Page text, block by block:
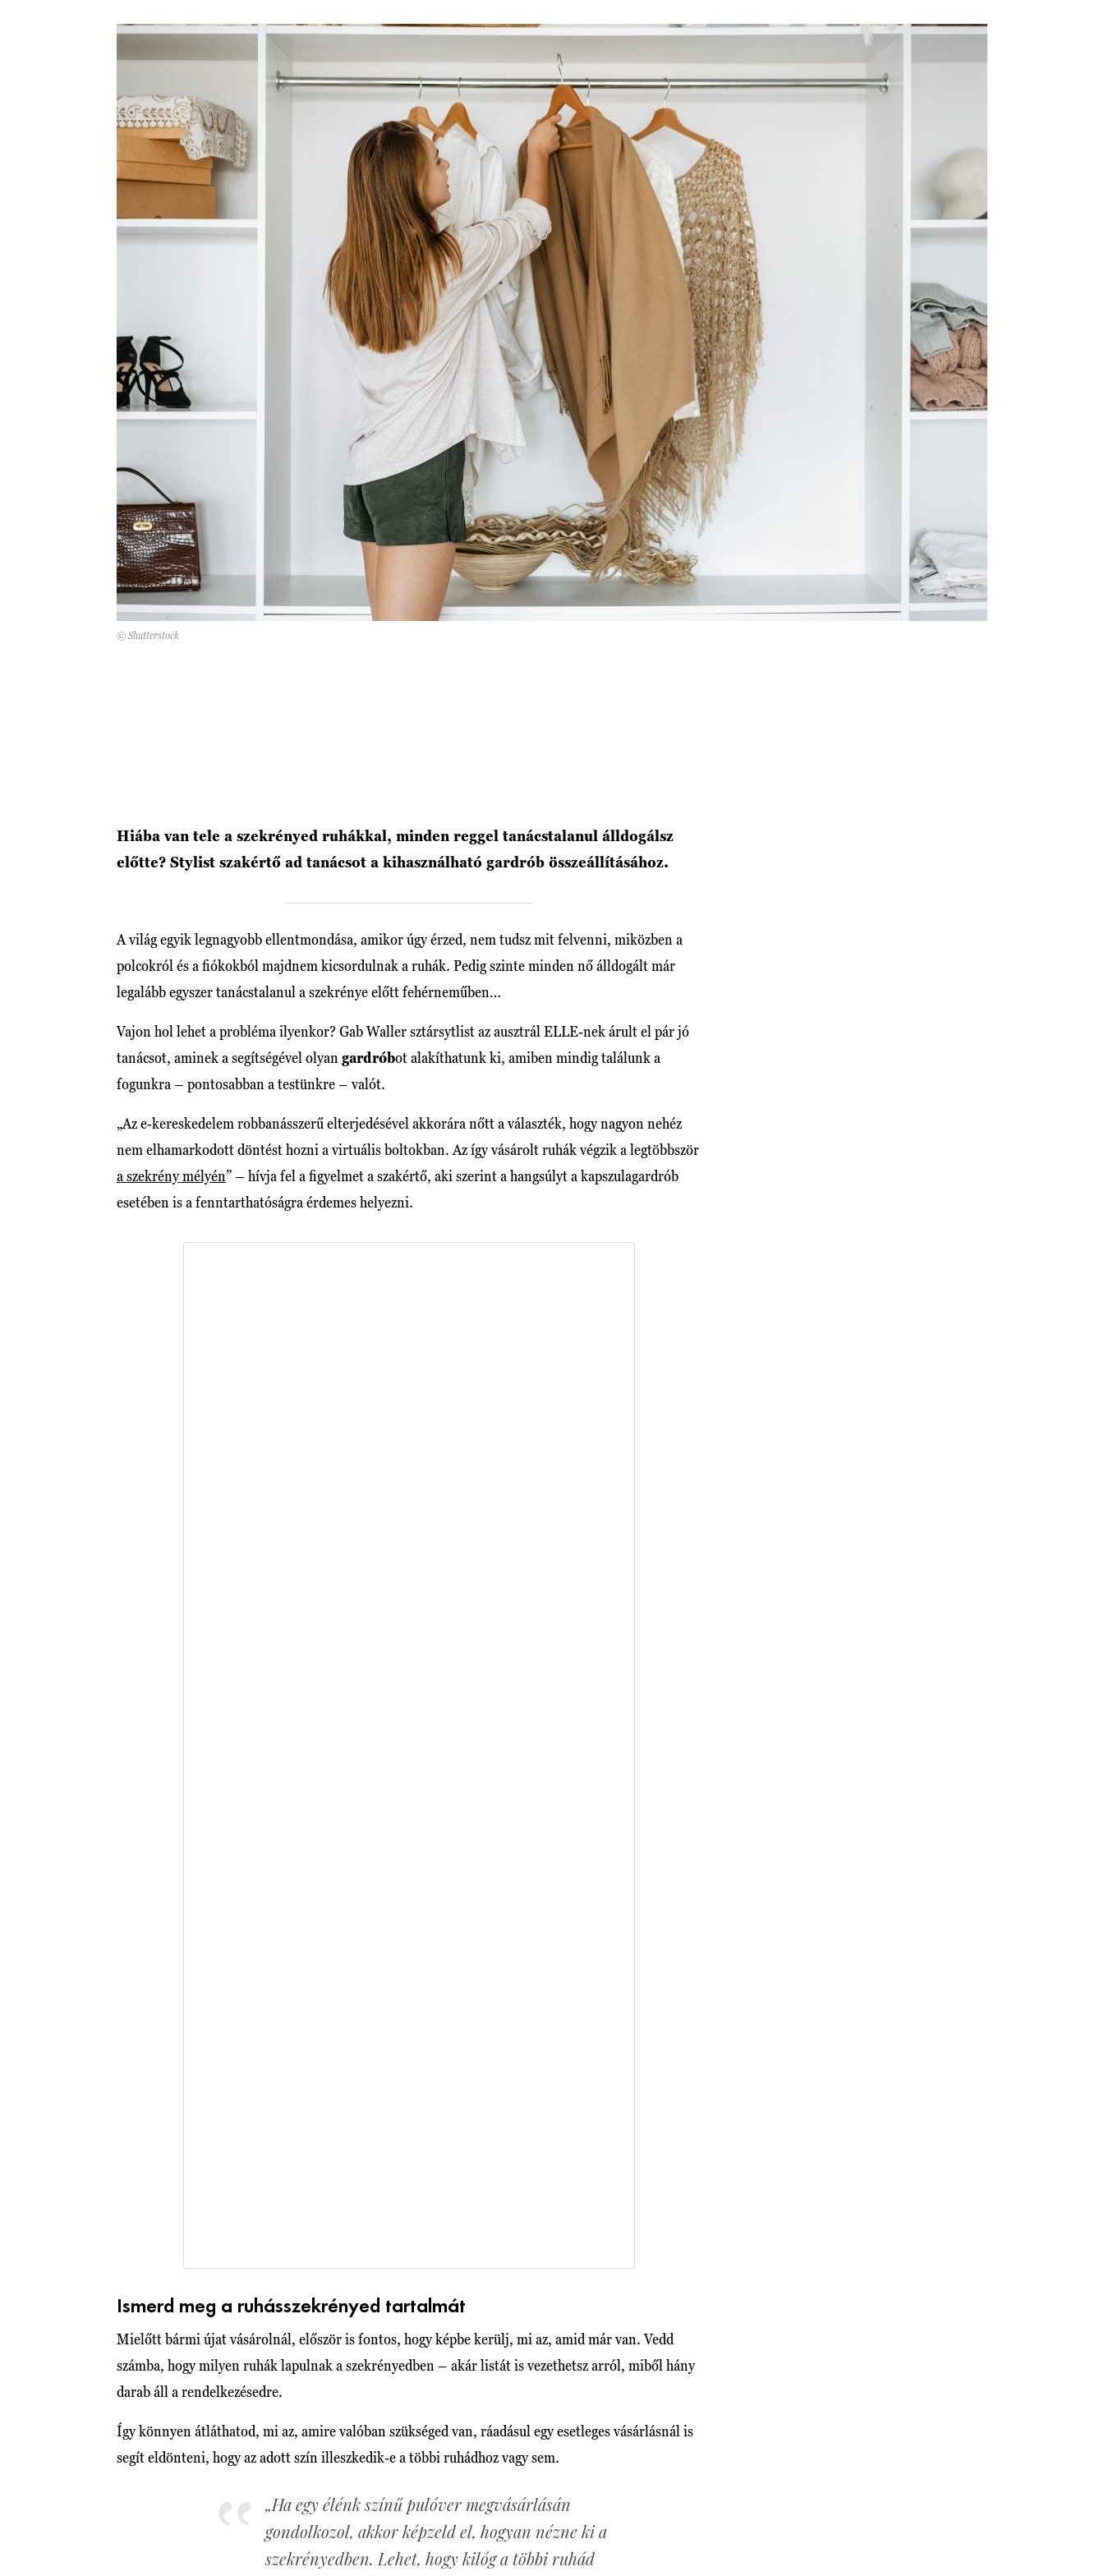
© Shutterstock
Hiába van tele a szekrényed ruhákkal, minden reggel tanácstalanul álldogálsz
előtte? Stylist szakértő ad tanácsot a kihasználható gardrób összeállításához.
A világ egyik legnagyobb ellentmondása, amikor úgy érzed, nem tudsz mit felvenni, miközben a
polcokról és a fiókokból majdnem kicsordulnak a ruhák. Pedig szinte minden nő álldogált már
legalább egyszer tanácstalanul a szekrénye előtt fehérneműben…
Vajon hol lehet a probléma ilyenkor? Gab Waller sztársytlist az ausztrál ELLE-nek árult el pár jó
tanácsot, aminek a segítségével olyan gardróbot alakíthatunk ki, amiben mindig találunk a
fogunkra – pontosabban a testünkre – valót.
„Az e-kereskedelem robbanásszerű elterjedésével akkorára nőtt a választék, hogy nagyon nehéz
nem elhamarkodott döntést hozni a virtuális boltokban. Az így vásárolt ruhák végzik a legtöbbször
a szekrény mélyén” – hívja fel a figyelmet a szakértő, aki szerint a hangsúlyt a kapszulagardrób
esetében is a fenntarthatóságra érdemes helyezni.
Ismerd meg a ruhásszekrényed tartalmát
Mielőtt bármi újat vásárolnál, először is fontos, hogy képbe kerülj, mi az, amid már van. Vedd
számba, hogy milyen ruhák lapulnak a szekrényedben – akár listát is vezethetsz arról, miből hány
darab áll a rendelkezésedre.
Így könnyen átláthatod, mi az, amire valóban szükséged van, ráadásul egy esetleges vásárlásnál is
segít eldönteni, hogy az adott szín illeszkedik-e a többi ruhádhoz vagy sem.
„Ha egy élénk színű pulóver megvásárlásán
gondolkozol, akkor képzeld el, hogyan nézne ki a
szekrényedben. Lehet, hogy kilóg a többi ruhád